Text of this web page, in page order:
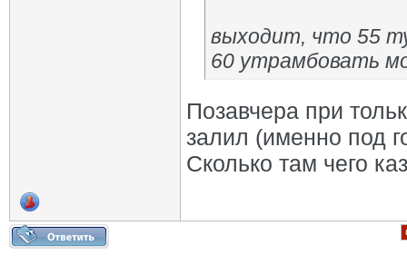
выходит, что 55
60 утрамбовать
Позавчера при
залил (именно под
Сколько там чего